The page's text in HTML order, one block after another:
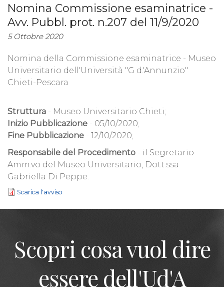
Nomina Commissione esaminatrice -
Avv. Pubbl. prot. n.207 del 11/9/2020
5 Ottobre 2020
Nomina della Commissione esaminatrice - Museo
Universitario dell'Università "G d.'Annunzio"
Chieti-Pescara
Struttura - Museo Universitario Chieti;
Inizio Pubblicazione - 05/10/2020;
Fine Pubblicazione - 12/10/2020;
Responsabile del Procedimento - il Segretario
Amm.vo del Museo Universitario, Dott.ssa
Gabriella Di Peppe.
Scarica l'avviso
Scopri cosa vuol dire
essere dell'Ud'A